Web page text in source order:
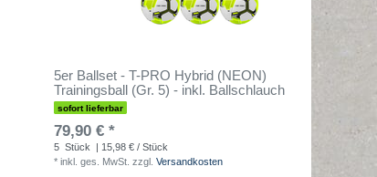
5er Ballset - T-PRO Hybrid (NEON)
Trainingsball (Gr. 5) - inkl. Ballschlauch
sofort lieferbar
79,90 € *
5 Stück
| 15,98 € / Stück
* inkl. ges. MwSt. zzgl. Versandkosten